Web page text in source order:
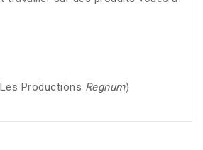
Productions Regnum)